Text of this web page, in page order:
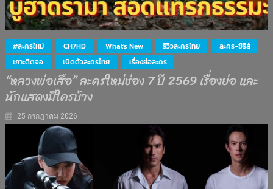
#ละครใหม่ CH7HD What's New รีวิวละครไทย
ละคร-ซีรีส์
เกาะติดจอ
เปิดตัวละครไทย เรื่องย่อละคร
“หลวงพ่อเสือ” ละครใหม่ช่อง 7 ปี 2569 เรื่องย่อ และ
นักแสดงมีใครบ้าง
25 กรกฎาคม 2026